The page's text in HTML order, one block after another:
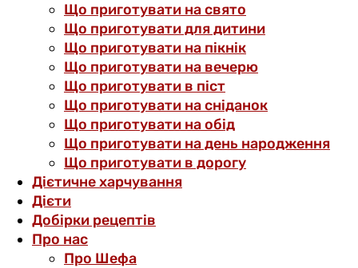
Що приготувати на свято
Що приготувати для дитини
Що приготувати на пікнік
Що приготувати на вечерю
Що приготувати в піст
Що приготувати на сніданок
Що приготувати на обід
Що приготувати на день народження
Що приготувати в дорогу
Дієтичне харчування
Дієти
Добірки рецептів
Про нас
Про Шефа